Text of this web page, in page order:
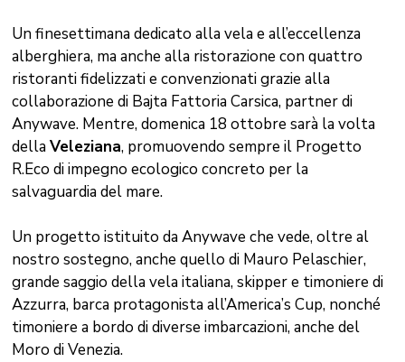
Un finesettimana dedicato alla vela e all’eccellenza
alberghiera, ma anche alla ristorazione con quattro
ristoranti fidelizzati e convenzionati grazie alla
collaborazione di Bajta Fattoria Carsica, partner di
Anywave. Mentre, domenica 18 ottobre sarà la volta
dellaVeleziana, promuovendo sempre il Progetto
R.Eco di impegno ecologico concreto per la
salvaguardia del mare.
Un progetto istituito da Anywave che vede, oltre al
nostro sostegno, anche quello di Mauro Pelaschier,
grande saggio della vela italiana, skipper e timoniere di
Azzurra, barca protagonista all’America’s Cup, nonché
timoniere a bordo di diverse imbarcazioni, anche del
Moro di Venezia.